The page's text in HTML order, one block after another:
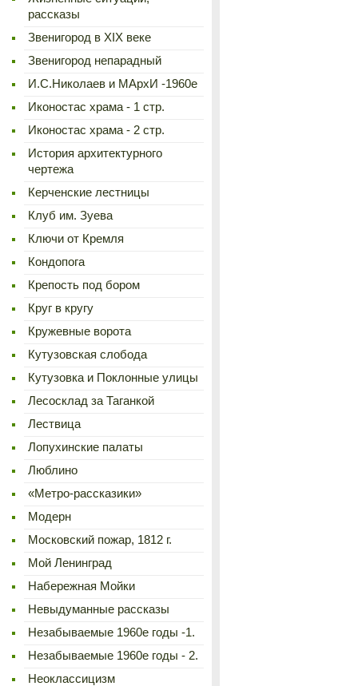
рассказы
Звенигород в XIX веке
Звенигород непарадный
И.С.Николаев и МАрхИ -1960е
Иконостас храма - 1 стр.
Иконостас храма - 2 стр.
История архитектурного
чертежа
Керченские лестницы
Клуб им. Зуева
Ключи от Кремля
Кондопога
Крепость под бором
Круг в кругу
Кружевные ворота
Кутузовская слобода
Кутузовка и Поклонные улицы
Лесосклад за Таганкой
Лествица
Лопухинские палаты
Люблино
«Метро-рассказики»
Модерн
Московский пожар, 1812 г.
Мой Ленинград
Набережная Мойки
Невыдуманные рассказы
Незабываемые 1960е годы -1.
Незабываемые 1960е годы - 2.
Неоклассицизм